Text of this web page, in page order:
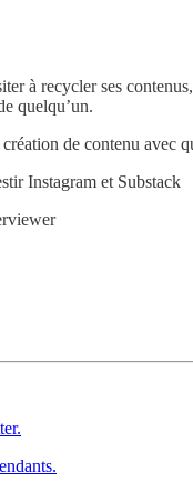
à recycler ses
quelqu’un.
de contenu avec
Instagram et Substack